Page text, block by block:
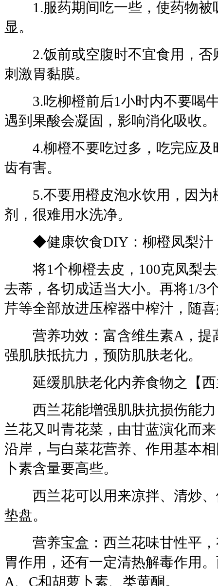
1.服药期间吃一些，使药物被
显。
2.饭前或空腹时不宜食用，否
刺激胃黏膜。
3.吃柳橙前后1小时内不要喝
遇到果酸会凝固，影响消化吸收。
4.柳橙不要吃过多，吃完应及
齿有害。
5.不要用橙皮泡水饮用，因为
剂，很难用水洗净。
◆健康饮食DIY：柳橙凤梨汁
将1个柳橙去皮，100克凤梨去
去蒂，各切成适当大小。再将1/3
芹等全部放进压榨器中榨汁，随
营养功效：富含维生素A，提
强肌肤抵抗力，预防肌肤老化。
延缓肌肤老化内养食物之【西
西兰花能增强肌肤抗损伤能力
兰花又叫青花菜，由甘蓝演化而
沿岸，与白菜花营养、作用基本
卜素含量要高些。
西兰花可以用来凉拌、清炒、
垫盘。
营养宝盒：西兰花味甘性平，
胃作用，还有一定清热解毒作用
A、C和胡萝卜素、类黄酮。